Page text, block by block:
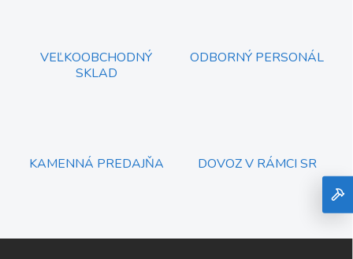
VEĽKOOBCHODNÝ
SKLAD
ODBORNÝ PERSONÁL
KAMENNÁ PREDAJŇA DOVOZ V RÁMCI SR
Z